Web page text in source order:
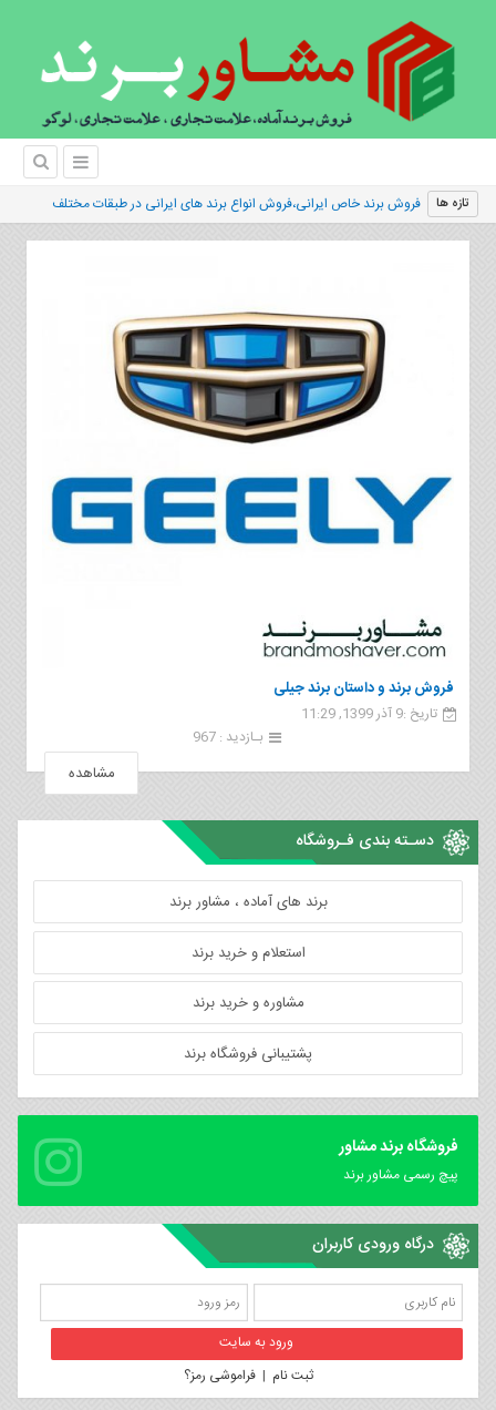
تازه ها فروش برند خاص ایرانی،فروش انواع برند های ایرانی در طبقات مختلف
فروش برند و داستان برند جیلی
تاریخ :9 آذر 1399, 11:29
بـازدید : 967
مشاهده
دسـته بندی فـروشگاه
برند های آماده ، مشاور برند
استعلام و خرید برند
مشاوره و خرید برند
پشتیبانی فروشگاه برند
فروشگاه برند مشاور
پیچ رسمی مشاور برند
درگاه ورودی کاربران
ثبت نام |فراموشی رمز؟